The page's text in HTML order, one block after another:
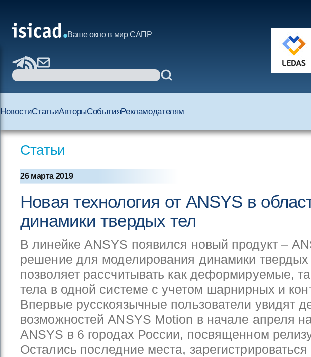
Ваше окно в мир САПР
НовостиСтатьиАвторыСобытияРекламодателям
Статьи
26 марта 2019
Новая технология от ANSYS в
динамики твердых тел
В линейке ANSYS появился новый продукт –
решение для моделирования динамики твердых
позволяет рассчитывать как деформируемые,
тела в одной системе с учетом шарнирных и
Впервые русскоязычные пользователи увидят
возможностей ANSYS Motion в начале апреля
ANSYS в 6 городах России, посвященном
Остались последние места,